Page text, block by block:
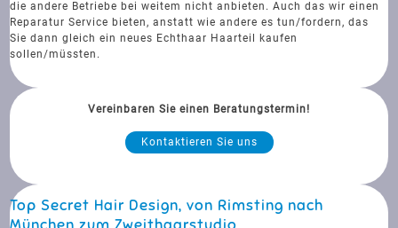
die andere Betriebe bei weitem nicht anbieten. Auch das wir einen
Reparatur Service bieten, anstatt wie andere es tun/fordern, das
Sie dann gleich ein neues Echthaar Haarteil kaufen
sollen/müssten.
Vereinbaren Sie einen Beratungstermin!
Kontaktieren Sie uns
Top Secret Hair Design, von Rimsting nach